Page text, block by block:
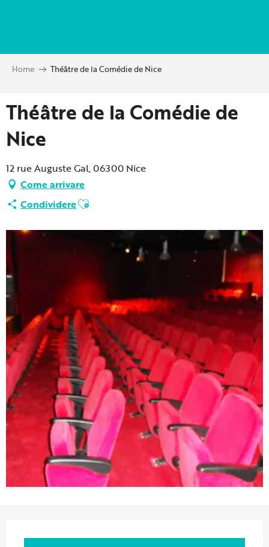
principal
Home Théâtre de la Comédie de Nice
Théâtre de la Comédie de
Nice
12 rue Auguste Gal, 06300 Nice
Come arrivare
CondividereAjouter aux favoris